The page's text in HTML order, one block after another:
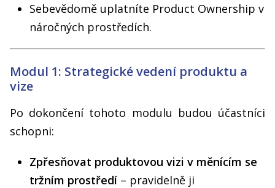
Sebevědomě uplatníte Product Ownership v
náročných prostředích.
Modul 1: Strategické vedení produktu a
vize
Po dokončení tohoto modulu budou účastníci
schopni:
Zpřesňovat produktovou vizi v měnícím se
tržním prostředí – pravidelně ji